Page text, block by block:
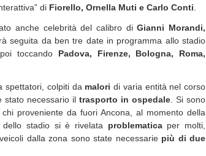
di Fiorello, Ornella Muti e Carlo Conti
anche celebrità del calibro diGianni Morandi,
seguita da ben tre date in programma allo stadio
toccando Padova, Firenze, Bologna, Roma,
spettatori, colpiti da malori di varia entità nel corso
stato necessario il trasporto in ospedale . Si sono
chi proveniente da fuori Ancona, al momento della
dello stadio si è rivelata problematicaper molti,
dalla zona sono state necessarie più di due